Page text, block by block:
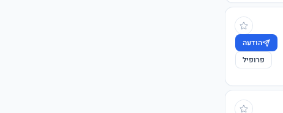
הודעה
פרופיל